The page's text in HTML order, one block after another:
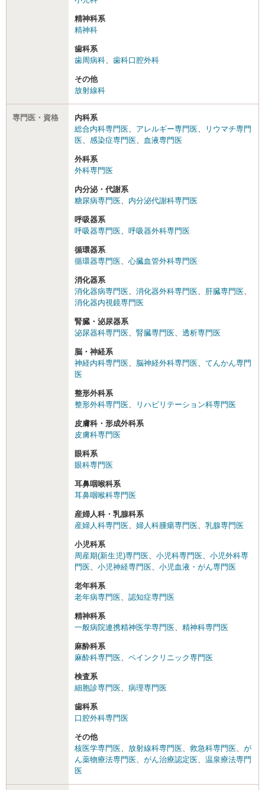
精神科系
精神科
歯科系
歯周病科、 歯科口腔外科
その他
放射線科
専門医・資格
内科系
総合内科専門医、 アレルギー専門医、
リウマチ専門
医、 感染症専門医、 血液専門医
外科系
外科専門医
内分泌・代謝系
糖尿病専門医、 内分泌代謝科専門医
呼吸器系
呼吸器専門医、 呼吸器外科専門医
循環器系
循環器専門医、 心臓血管外科専門医
消化器系
消化器病専門医、 消化器外科専門医、 肝臓専門医、
消化器内視鏡専門医
腎臓・泌尿器系
泌尿器科専門医、 腎臓専門医、 透析専門医
脳・神経系
神経内科専門医、 脳神経外科専門医、 てんかん専門
医
整形外科系
整形外科専門医、 リハビリテーション科専門医
皮膚科・形成外科系
皮膚科専門医
眼科系
眼科専門医
耳鼻咽喉科系
耳鼻咽喉科専門医
産婦人科・乳腺科系
産婦人科専門医、 婦人科腫瘍専門医、 乳腺専門医
小児科系
周産期(新生児)専門医、 小児科専門医、 小児外科専
門医、 小児神経専門医、 小児血液・がん専門医
老年科系
老年病専門医、 認知症専門医
精神科系
一般病院連携精神医学専門医、 精神科専門医
麻酔科系
麻酔科専門医、 ペインクリニック専門医
検査系
細胞診専門医、 病理専門医
歯科系
口腔外科専門医
その他
核医学専門医、 放射線科専門医、 救急科専門医、 が
ん薬物療法専門医、 がん治療認定医、 温泉療法専門
医